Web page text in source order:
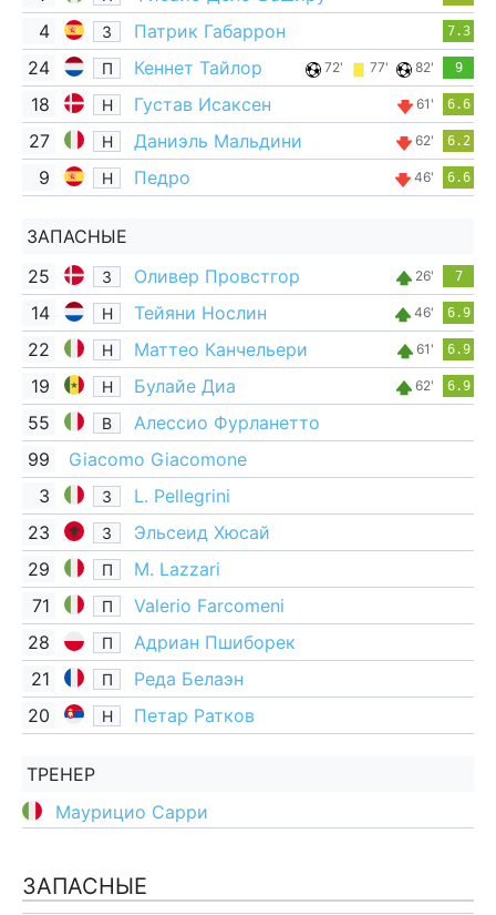
4 З Патрик Габаррон 7.3
24 П Кеннет Тайлор 72' 77' 82' 9
18 Н Густав Исаксен 61' 6.6
27 Н Даниэль Мальдини 62' 6.2
9 Н Педро 46' 6.6
ЗАПАСНЫЕ
25
З Оливер Провстгор 26' 7
14 Н Тейяни Нослин 46' 6.9
22 Н Маттео Канчельери 61' 6.9
19 Н Булайе Диа 62' 6.9
55 В
Алессио Фурланетто
99
Giacomo Giacomone
3
З
L. Pellegrini
23
З
Эльсеид Хюсай
29
П
M. Lazzari
71
П
Valerio Farcomeni
28
П
Адриан Пшиборек
21
П
Реда Белаэн
20
Н Петар Ратков
ТРЕНЕР
Маурицио Сарри
ЗАПАСНЫЕ